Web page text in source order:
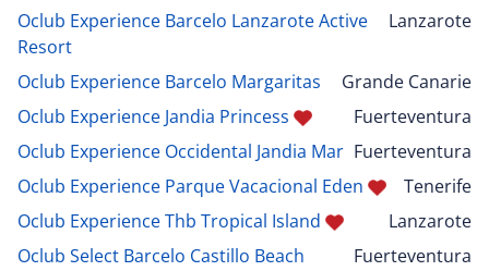
Oclub Experience Barcelo Lanzarote Active
Resort
Lanzarote
Oclub Experience Barcelo Margaritas
Grande Canarie
Oclub Experience Jandia Princess
Fuerteventura
Oclub Experience Occidental Jandia Mar Fuerteventura
Oclub Experience Parque Vacacional Eden
Tenerife
Oclub Experience Thb Tropical Island
Lanzarote
Oclub Select Barcelo Castillo Beach
Fuerteventura